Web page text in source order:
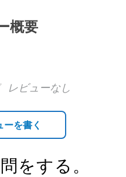
概要
レビューなし
を書く
をする。